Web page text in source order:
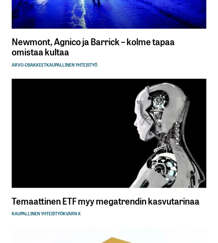
Newmont, Agnico ja Barrick – kolme tapaa
omistaa kultaa
ARVO-OSAKKEETKAUPALLINEN YHTEISTYÖ
Temaattinen ETF myy megatrendin kasvutarinaa
KAUPALLINEN YHTEISTYÖKVARN X